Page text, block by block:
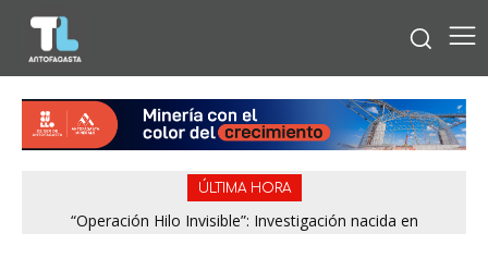
ÚLTIMA HORA
“Operación Hilo Invisible”: Investigación nacida en